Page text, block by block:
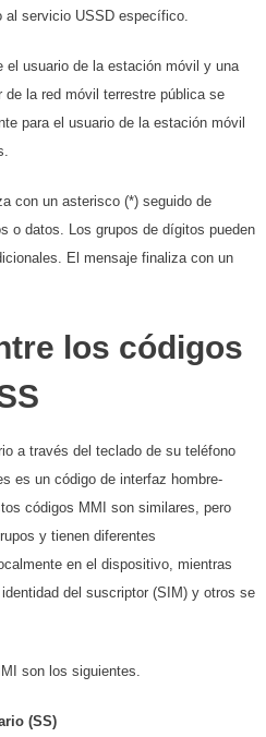
al servicio USSD específico.
el usuario de la estación móvil y una
de la red móvil terrestre pública se
para el usuario de la estación móvil
con un asterisco (*) seguido de
o datos. Los grupos de dígitos pueden
El mensaje finaliza con un
los códigos
a través del teclado de su teléfono
es un código de interfaz hombre-
códigos MMI son similares, pero
y tienen diferentes
en el dispositivo, mientras
del suscriptor (SIM) y otros se
son los siguientes.
(SS)